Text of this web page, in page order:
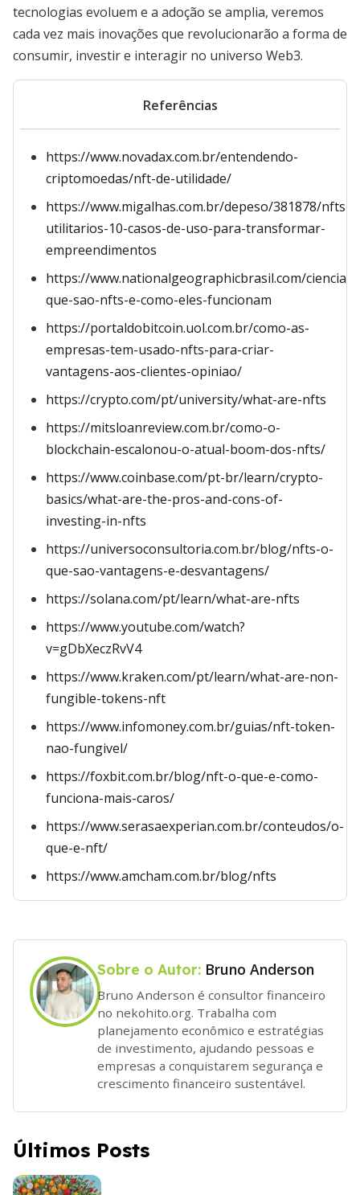
tecnologias evoluem e a adoção se amplia, veremos
cada vez mais inovações que revolucionarão a forma de
consumir, investir e interagir no universo Web3.
Referências
https://www.novadax.com.br/entendendo-
criptomoedas/nft-de-utilidade/
https://www.migalhas.com.br/depeso/381878/nfts-
utilitarios-10-casos-de-uso-para-transformar-
empreendimentos
https://www.nationalgeographicbrasil.com/ciencia/
que-sao-nfts-e-como-eles-funcionam
https://portaldobitcoin.uol.com.br/como-as-
empresas-tem-usado-nfts-para-criar-
vantagens-aos-clientes-opiniao/
https://crypto.com/pt/university/what-are-nfts
https://mitsloanreview.com.br/como-o-
blockchain-escalonou-o-atual-boom-dos-nfts/
https://www.coinbase.com/pt-br/learn/crypto-
basics/what-are-the-pros-and-cons-of-
investing-in-nfts
https://universoconsultoria.com.br/blog/nfts-o-
que-sao-vantagens-e-desvantagens/
https://solana.com/pt/learn/what-are-nfts
https://www.youtube.com/watch?
v=gDbXeczRvV4
https://www.kraken.com/pt/learn/what-are-non-
fungible-tokens-nft
https://www.infomoney.com.br/guias/nft-token-
nao-fungivel/
https://foxbit.com.br/blog/nft-o-que-e-como-
funciona-mais-caros/
https://www.serasaexperian.com.br/conteudos/o-
que-e-nft/
https://www.amcham.com.br/blog/nfts
Sobre o Autor: Bruno Anderson
Bruno Anderson é consultor financeiro
no nekohito.org. Trabalha com
planejamento econômico e estratégias
de investimento, ajudando pessoas e
empresas a conquistarem segurança e
crescimento financeiro sustentável.
Últimos Posts